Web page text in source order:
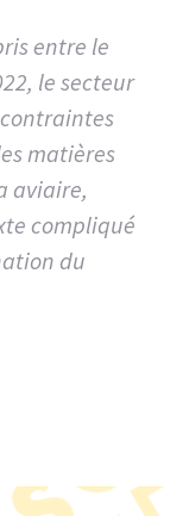
entre le
le secteur
matières
aviaire,
compliqué
du